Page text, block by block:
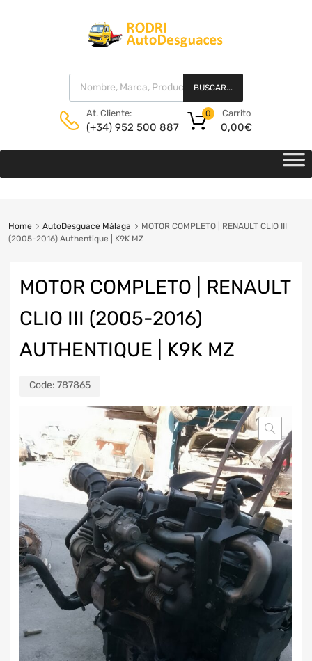
BUSCAR...
At. Cliente:
(+34) 952 500 887
Carrito
0,00€
0
Home AutoDesguace Málaga
MOTOR COMPLETO | RENAULT CLIO III
(2005-2016) Authentique | K9K MZ
MOTOR COMPLETO | RENAULT
CLIO III (2005-2016)
AUTHENTIQUE | K9K MZ
Code: 787865